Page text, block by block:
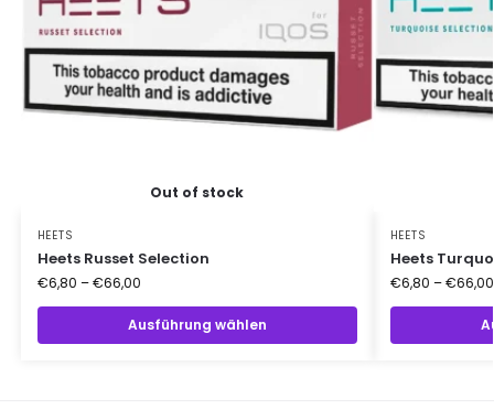
Out of stock
HEETS
Heets Russet Selection
€6,80 –€66,00
Ausführung wählen
HEETS
Heets
€6,80 –€66,00